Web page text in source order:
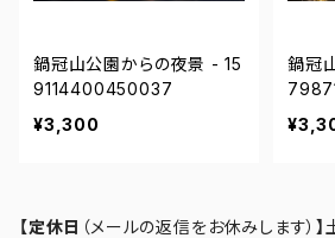
鍋冠山公園からの夜景 - 15
9114400450037
¥3,300
鍋冠
【定休日 （メールの返信をお休みします）】